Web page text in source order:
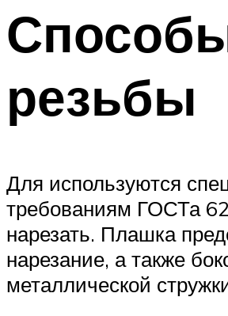
резьбы
Для используются
требованиям ГОСТа
нарезать. Плашка
нарезание, а также
металлической